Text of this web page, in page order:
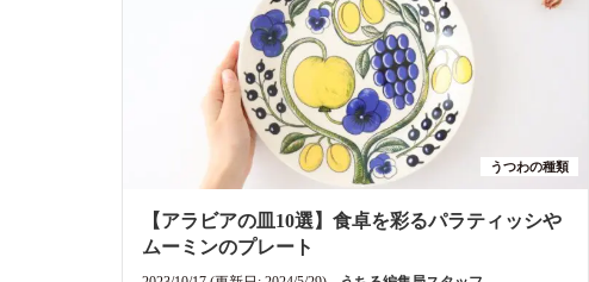
うつわの種類
【アラビアの皿10選】食卓を彩るパラティッシや
ムーミンのプレート